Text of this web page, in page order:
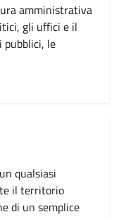
amministrativa
gli uffici e il
pubblici, le
qualsiasi
il territorio
di un semplice